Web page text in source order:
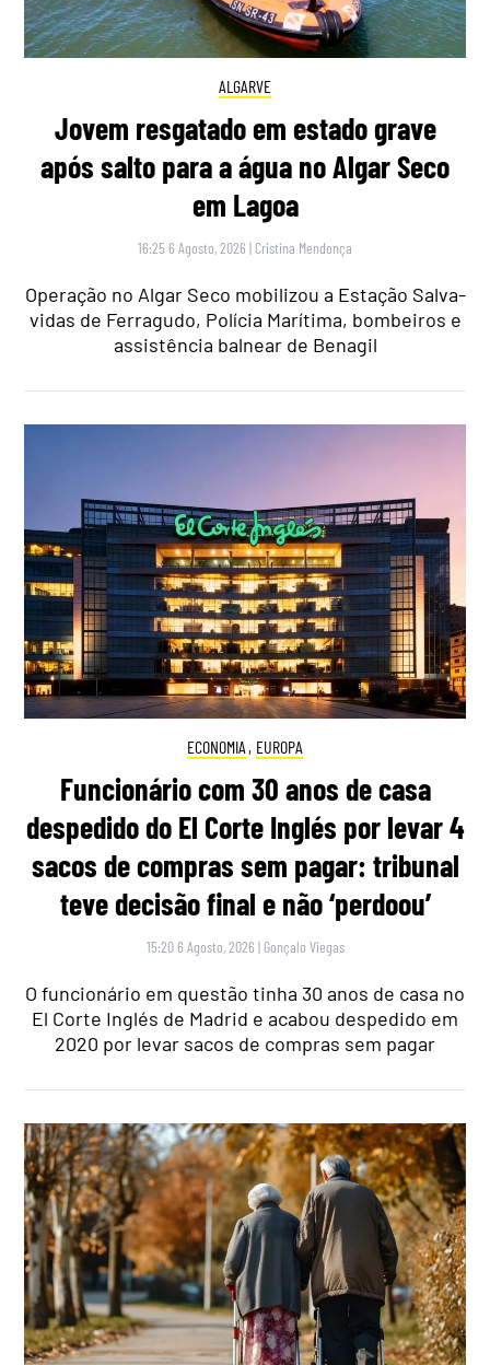
ALGARVE
Jovem resgatado em estado grave
após salto para a água no Algar Seco
em Lagoa
16:25 6 Agosto, 2026 | Cristina Mendonça
Operação no Algar Seco mobilizou a Estação Salva-
vidas de Ferragudo, Polícia Marítima, bombeiros e
assistência balnear de Benagil
ECONOMIA , EUROPA
Funcionário com 30 anos de casa
despedido do El Corte Inglés por levar 4
sacos de compras sem pagar: tribunal
teve decisão final e não ‘perdoou’
15:20 6 Agosto, 2026 | Gonçalo Viegas
O funcionário em questão tinha 30 anos de casa no
El Corte Inglés de Madrid e acabou despedido em
2020 por levar sacos de compras sem pagar